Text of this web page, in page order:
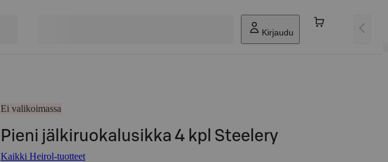
Kirjaudu
Ei valikoimassa
Pieni jälkiruokalusikka 4 kpl Steelery
Kaikki Heirol-tuotteet